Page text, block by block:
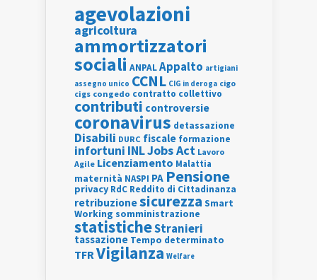
agevolazioni
agricoltura
ammortizzatori
sociali ANPALAppalto artigiani
assegno unico CCNL CIG in deroga cigo
cigs congedo contratto collettivo
contributi controversie
coronavirus detassazione
Disabili DURC fiscale formazione
infortuni INLJobs Act Lavoro
Agile Licenziamento Malattia
maternità NASPI PA Pensione
privacy RdC Reddito di Cittadinanza
retribuzionesicurezza Smart
Working somministrazione
statisticheStranieri
tassazione Tempo determinato
TFRVigilanza Welfare